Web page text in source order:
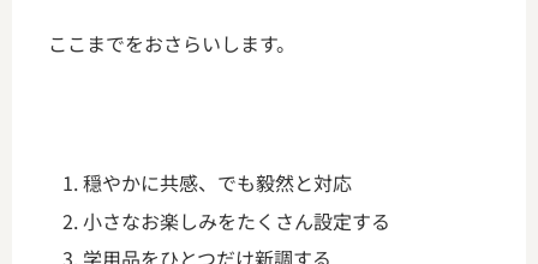
ここまでをおさらいします。
穏やかに共感、でも毅然と対応
小さなお楽しみをたくさん設定する
学用品をひとつだけ新調する